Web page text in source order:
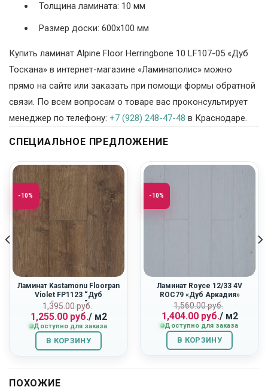
Толщина ламината: 10 мм
Размер доски: 600х100 мм
Купить ламинат Alpine Floor Herringbone 10 LF107-05 «Дуб
Тоскана» в интернет-магазине «Ламинаполис» можно
прямо на сайте или заказать при помощи формы обратной
связи. По всем вопросам о товаре вас проконсультирует
менеджер по телефону: +7 (928) 248-47-48 в Краснодаре.
СПЕЦИАЛЬНОЕ ПРЕДЛОЖЕНИЕ
-10%
Ламинат Kastamonu Floorpan
Violet FP1123 “Дуб
Вояджер”
1,395.00руб.
Первоначальная
цена
составляла
1,395.00
руб..
1,255.00руб.
Текущая
цена:
1,255.00
руб..
/ м2
Доступно для заказа
В КОРЗИНУ
-10%
Ламинат Royce 12/33 4V
ROC79 «Дуб Аркадия»
1,560.00руб.
цена
составляла
1,560.00
руб..
1,404.00руб.
Текущая
цена:
1,404.00
руб..
/ м2
Доступно для заказа
В КОРЗИНУ
ПОХОЖИЕ